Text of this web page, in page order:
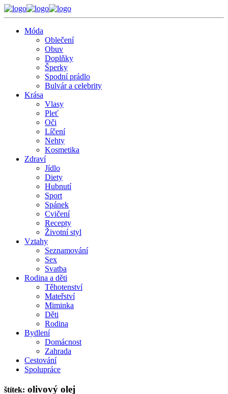
Móda
Oblečení
Obuv
Doplňky
Šperky
Spodní prádlo
Bulvár a celebrity
Krása
Vlasy
Pleť
Oči
Líčení
Nehty
Kosmetika
Zdraví
Jídlo
Diety
Hubnutí
Sport
Spánek
Cvičení
Recepty
Životní styl
Vztahy
Seznamování
Sex
Svatba
Rodina a děti
Těhotenství
Mateřství
Miminka
Děti
Rodina
Bydlení
Domácnost
Zahrada
Cestování
Spolupráce
štítek: olivový olej